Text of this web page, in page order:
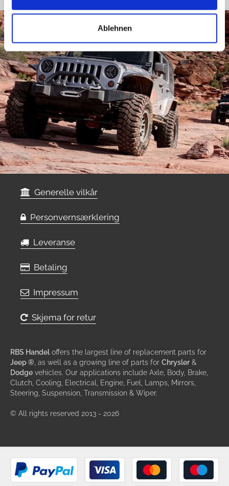
Ablehnen
Generelle vilkår
Personvernsærklering
Leveranse
Betaling
Impressum
Skjema for retur
RBS Handel offers the largest line of replacement parts for
Jeep ® , as well as a growing line of parts for Chrysler &
Dodge vehicles. Our applications include Axle, Body, Brake,
Clutch, Cooling, Electrical, Engine, Fuel, Lamps, Mirrors,
Steering, Suspension, Transmission & Wiper.
© All rights reserved 2013 - 2026